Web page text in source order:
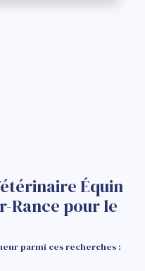
Équin
Rance pour le
parmi ces recherches :